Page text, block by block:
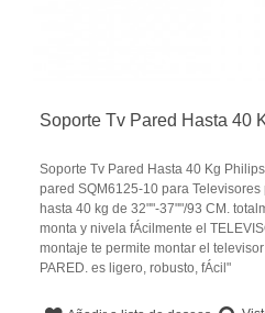
Soporte Tv Pared Hasta 40
Soporte Tv Pared Hasta 40 Kg
pared SQM6125-10 para
hasta 40 kg de 32""-37""/93 CM.
monta y nivela fÁcilmente el
montaje te permite montar el
PARED. es ligero, robusto, fÁcil"